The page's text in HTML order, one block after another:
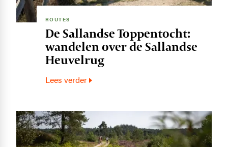
ROUTES
De Sallandse Toppentocht:
wandelen over de Sallandse
Heuvelrug
Lees verder
Image